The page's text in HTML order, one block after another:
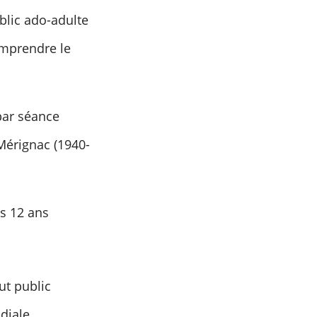
ado-adulte
le
séance
(1940-
12 ans
public